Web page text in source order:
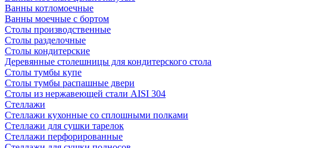
Ванны котломоечные
Ванны моечные с бортом
Столы производственные
Столы разделочные
Столы кондитерские
Деревянные столешницы для кондитерского стола
Столы тумбы купе
Столы тумбы распашные двери
Столы из нержавеющей стали AISI 304
Стеллажи
Стеллажи кухонные со сплошными полками
Стеллажи для сушки тарелок
Стеллажи перфорированные